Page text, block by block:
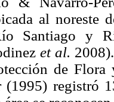
al noreste
Santiago y
et al.
de Flora
(1995) registró